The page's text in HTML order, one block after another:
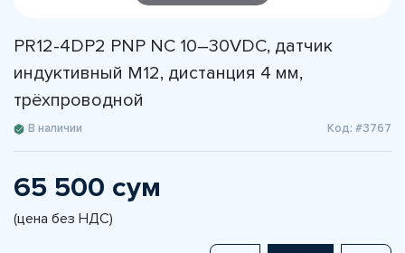
PR12-4DP2 PNP NC 10–30VDC, датчик
индуктивный M12, дистанция 4 мм,
трёхпроводной
В наличии Код: #3767
65 500 сум
(цена без НДС)